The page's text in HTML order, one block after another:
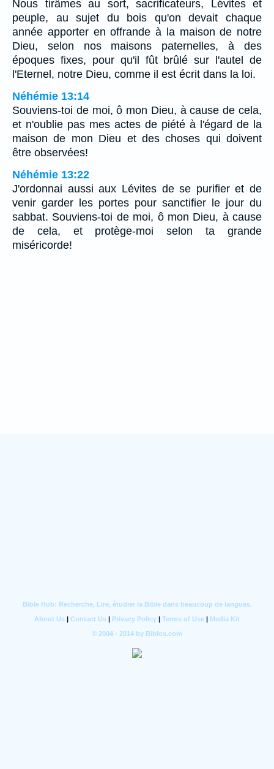
Nous tirâmes au sort, sacrificateurs, Lévites et
peuple, au sujet du bois qu'on devait chaque
année apporter en offrande à la maison de notre
Dieu, selon nos maisons paternelles, à des
époques fixes, pour qu'il fût brûlé sur l'autel de
l'Eternel, notre Dieu, comme il est écrit dans la loi.
Néhémie 13:14
Souviens-toi de moi, ô mon Dieu, à cause de cela,
et n'oublie pas mes actes de piété à l'égard de la
maison de mon Dieu et des choses qui doivent
être observées!
Néhémie 13:22
J'ordonnai aussi aux Lévites de se purifier et de
venir garder les portes pour sanctifier le jour du
sabbat. Souviens-toi de moi, ô mon Dieu, à cause
de cela, et protège-moi selon ta grande
miséricorde!